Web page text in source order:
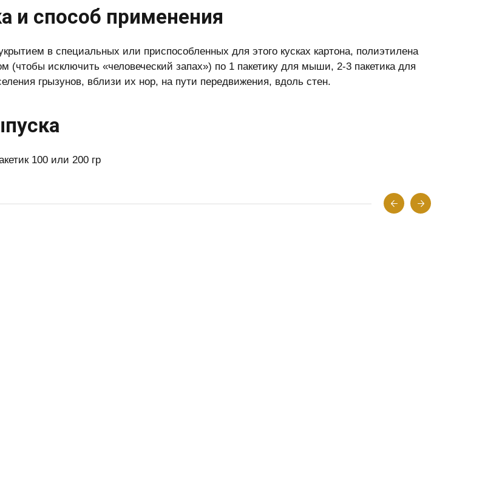
и способ применения
в специальных или приспособленных для этого кусках картона, полиэтилена
(чтобы исключить «человеческий запах») по 1 пакетику для мыши, 2-3 пакетика для
грызунов, вблизи их нор, на пути передвижения, вдоль стен.
100 или 200 гр